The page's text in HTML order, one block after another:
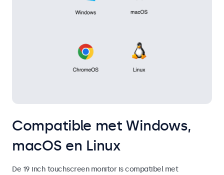
Compatible met Windows,
macOS en Linux
De 19 inch touchscreen monitor is compatibel met